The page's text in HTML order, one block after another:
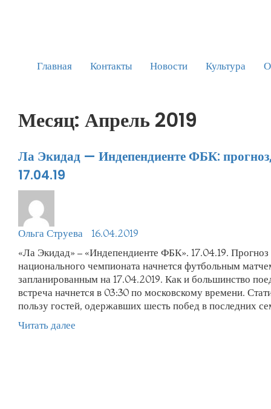
Главная Контакты Новости Культура
Месяц: Апрель 2019
Ла Экидад — Индепендиенте ФБК:
17.04.19
Ольга Струева
16.04.2019
«Ла Экидад» – «Индепендиенте ФБК». 17.04.19.
национального чемпионата начнется футбольным
запланированным на 17.04.2019. Как и большинство
встреча начнется в 03:30 по московскому времени.
пользу гостей, одержавших шесть побед в последних
Читать далее